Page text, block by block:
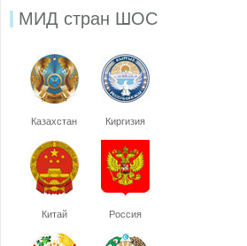
МИД стран ШОС
Казахстан Киргизия
Китай Россия